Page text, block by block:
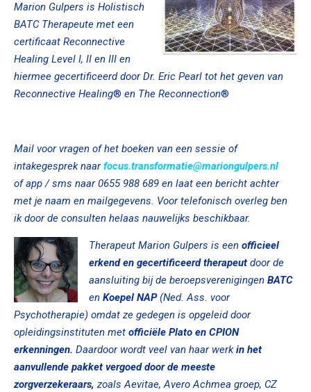
Marion Gulpers is Holistisch
BATC Therapeute met een
certificaat Reconnective
Healing Level I, II en III en
hiermee gecertificeerd door Dr. Eric Pearl tot het geven van
Reconnective Healing® en The Reconnection®
Mail voor vragen of het boeken van een sessie of
intakegesprek naarfocus.transformatie@mariongulpers.nl
of app / sms naar 0655 988 689 en laat een bericht achter
met je naam en mailgegevens. Voor telefonisch overleg ben
ik door de consulten helaas nauwelijks beschikbaar.
Therapeut Marion Gulpers is een officieel
erkend en gecertificeerdtherapeutdoor de
aansluiting bij de beroepsverenigingen BATC
en Koepel NAP(Ned. Ass. voor
Psychotherapie) omdat ze gedegen is opgeleid door
opleidingsinstituten met officiële Plato en CPION
erkenningen. Daardoor wordt veel van haar werkin het
aanvullende pakket vergoed door de meeste
zorgverzekeraars, zoals Aevitae, Avero Achmea groep, CZ